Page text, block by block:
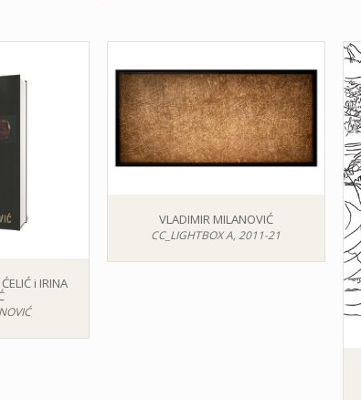
i IRINA
VLADIMIR MILANOVIĆ
CC_LIGHTBOX A, 2011-21